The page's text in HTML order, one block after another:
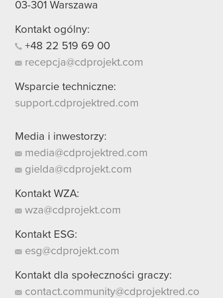
03-301 Warszawa
Kontakt ogólny:
+48 22 519 69 00
recepcja@cdprojekt.com
Wsparcie techniczne:
support.cdprojektred.com
Media i inwestorzy:
media@cdprojektred.com
gielda@cdprojekt.com
Kontakt WZA:
wza@cdprojekt.com
Kontakt ESG:
esg@cdprojekt.com
Kontakt dla społeczności graczy:
contact.community@cdprojektred.co